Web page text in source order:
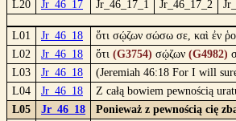
L20
Jr_46_17 Jr_46_17_1 Jr_46_17_2
L01 Jr_46_18
ὅτι σῴζων σώσω σε, καὶ ἐν
L02
Jr_46_18 ὅτι (G3754) σῴζων (G4982)
L03
Jr_46_18
(Jeremiah 46:18 For I will
L04
Jr_46_18
Z całą bowiem pewnością
L05
Jr_46_18
Ponieważ z pewnością cię